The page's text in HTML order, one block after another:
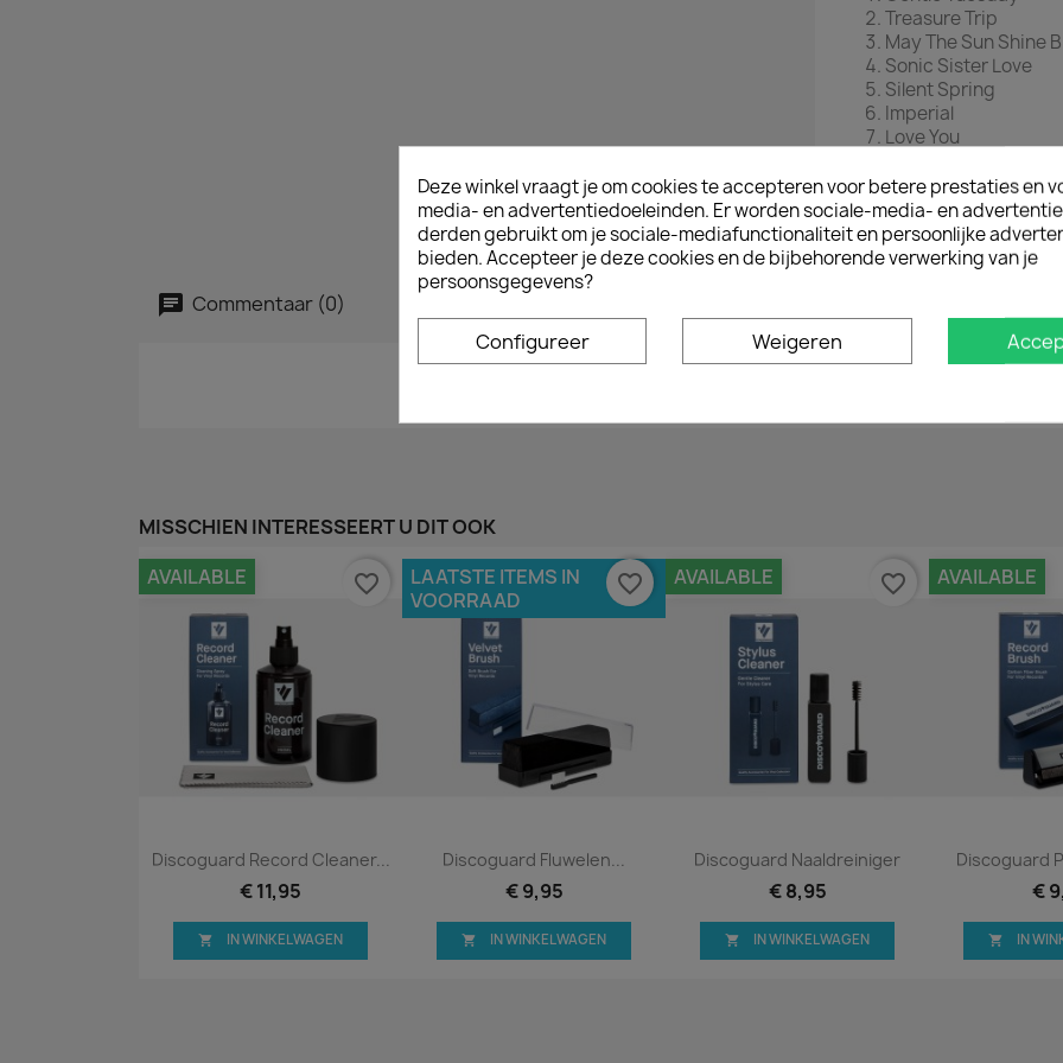
Treasure Trip
May The Sun Shine
Sonic Sister Love
Silent Spring
Imperial
Love You
Aftermath
We Go Down
Commentaar (0)
MISSCHIEN INTERESSEERT U DIT OOK
Snel bekijken
Discoguard Record Cleaner...
€ 11,95
AVAILABLE
 IN WINKELWAGEN
favorite_border
Snel bekijken
Discoguard Fluwelen...
€ 9,95
LAATSTE ITEMS IN
VOORRAAD
 IN WINKELWAGEN
favorite_border
Snel bekijken
Discoguard Naaldreiniger
€ 8,95
AVAILABLE
 IN WINKELWAGEN
favorite_border
Snel
Discoguard
€
AVAILABLE
 IN
Deze winkel vraagt je om cookies te accepteren voor betere prestaties en
media- en advertentiedoeleinden. Er worden sociale-media- en
derden gebruikt om je sociale-mediafunctionaliteit en persoonlijke
bieden. Accepteer je deze cookies en de bijbehorende verwerking van je
persoonsgegevens?
Configureer Weigeren